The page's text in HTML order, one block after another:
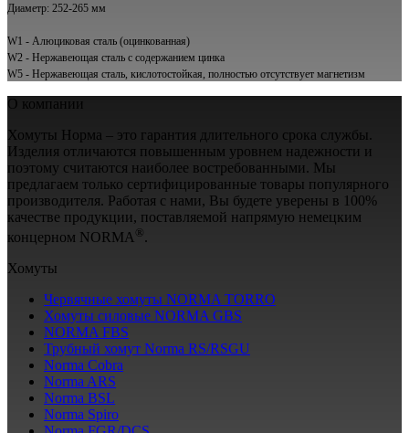
Диаметр: 252-265 мм
W1 - Алюциковая сталь (оцинкованная)
W2 - Нержавеющая сталь с содержанием цинка
W5 - Нержавеющая сталь, кислотостойкая, полностью отсутствует магнетизм
О компании
Хомуты Норма – это гарантия длительного срока службы.
Изделия отличаются повышенным уровнем надежности и
поэтому считаются наиболее востребованными. Мы
предлагаем только сертифицированные товары популярного
производителя. Работая с нами, Вы будете уверены в 100%
качестве продукции, поставляемой напрямую немецким
концерном NORMA ®.
Хомуты
Червячные хомуты NORMA TORRO
Хомуты силовые NORMA GBS
NORMA FBS
Трубный хомут Norma RS/RSGU
Norma Cobra
Norma ARS
Norma BSL
Norma Spiro